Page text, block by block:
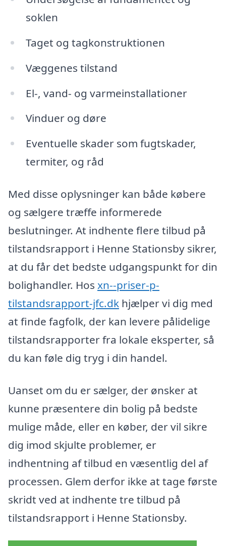
soklen
Taget og tagkonstruktionen
Væggenes tilstand
El-, vand- og varmeinstallationer
Vinduer og døre
Eventuelle skader som fugtskader,
termiter, og råd
Med disse oplysninger kan både købere
og sælgere træffe informerede
beslutninger. At indhente flere tilbud på
tilstandsrapport i Henne Stationsby sikrer,
at du får det bedste udgangspunkt for din
bolighandler. Hos xn--priser-p-
tilstandsrapport-jfc.dk hjælper vi dig med
at finde fagfolk, der kan levere pålidelige
tilstandsrapporter fra lokale eksperter, så
du kan føle dig tryg i din handel.
Uanset om du er sælger, der ønsker at
kunne præsentere din bolig på bedste
mulige måde, eller en køber, der vil sikre
dig imod skjulte problemer, er
indhentning af tilbud en væsentlig del af
processen. Glem derfor ikke at tage første
skridt ved at indhente tre tilbud på
tilstandsrapport i Henne Stationsby.